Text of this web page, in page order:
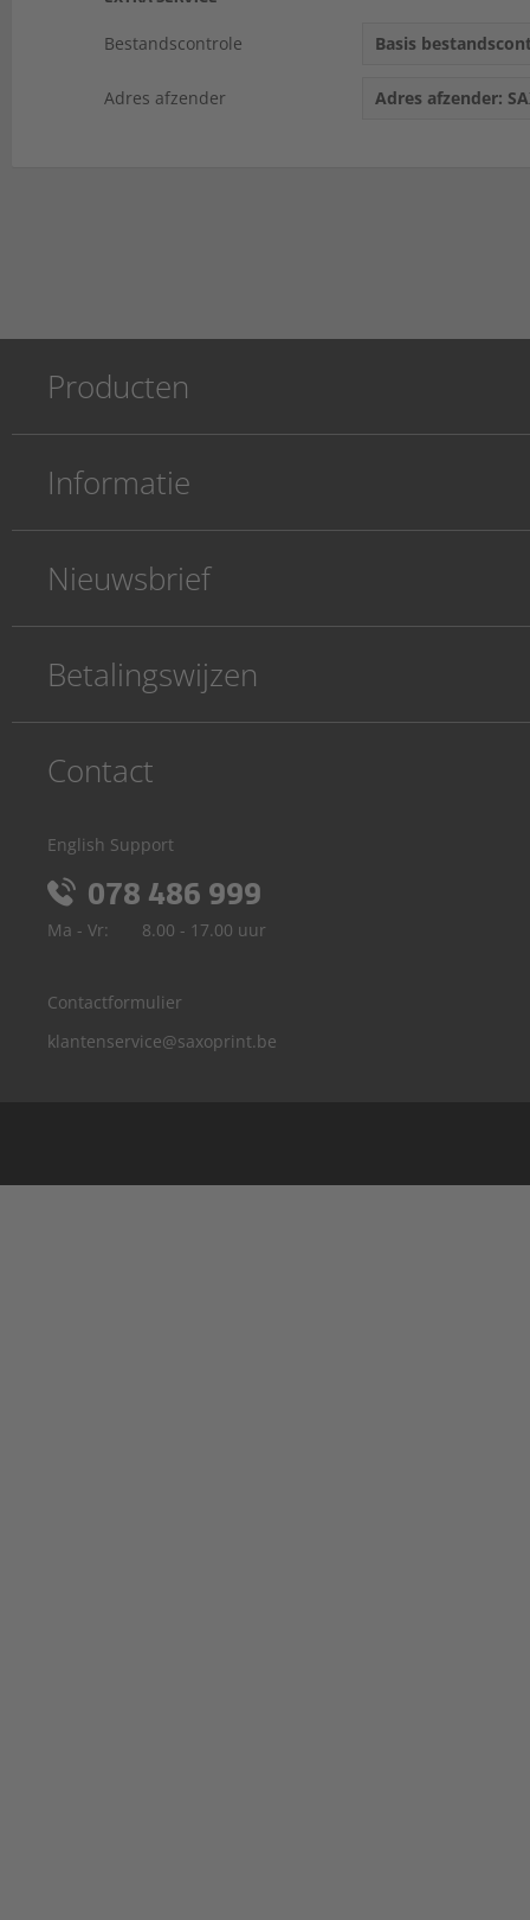
Bestandscontrole Basis
Adres afzender Adres afzender:
Producten
Informatie
Nieuwsbrief
Betalingswijzen
Contact
English Support
078 486 999
Ma - Vr: 8.00 - 17.00 uur
Contactformulier
klantenservice@saxoprint.be